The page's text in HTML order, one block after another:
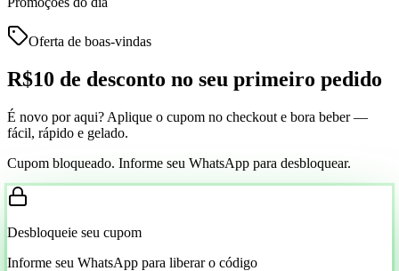
Oferta de boas-vindas
R$10 de desconto no seu primeiro pedido
É novo por aqui? Aplique o cupom no checkout e bora beber —
fácil, rápido e gelado.
Cupom bloqueado. Informe seu WhatsApp para desbloquear.
Desbloqueie seu cupom
Informe seu WhatsApp para liberar o código